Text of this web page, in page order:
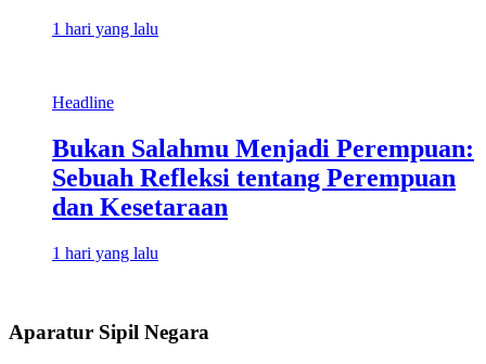
1 hari yang lalu
Headline
Bukan Salahmu Menjadi Perempuan:
Sebuah Refleksi tentang Perempuan
dan Kesetaraan
1 hari yang lalu
Aparatur Sipil Negara